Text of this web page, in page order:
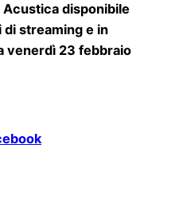
Acustica disponibile
streaming e in
venerdì 23 febbraio